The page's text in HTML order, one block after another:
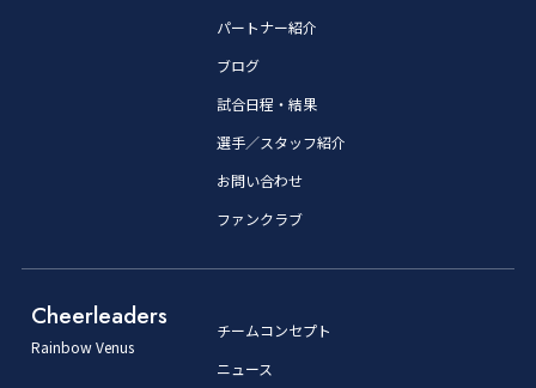
パートナー紹介
ブログ
試合日程・結果
選手／スタッフ紹介
お問い合わせ
ファンクラブ
Cheerleaders
Rainbow Venus
チームコンセプト
ニュース